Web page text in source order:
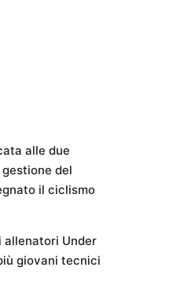
alle due
del
il ciclismo
allenatori Under
giovani tecnici